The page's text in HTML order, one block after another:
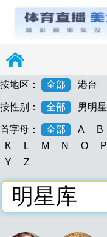
26abc
按地区： 全部 港台
按性别： 全部 男明星
首字母： 全部 A B
K
L M N O P
Y
Z
明星库